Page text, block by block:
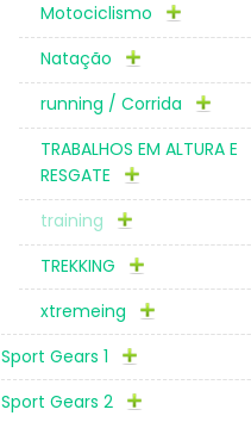
Motociclismo
Natação
running / Corrida
TRABALHOS EM ALTURA E
RESGATE
training
TREKKING
xtremeing
Sport Gears 1
Sport Gears 2